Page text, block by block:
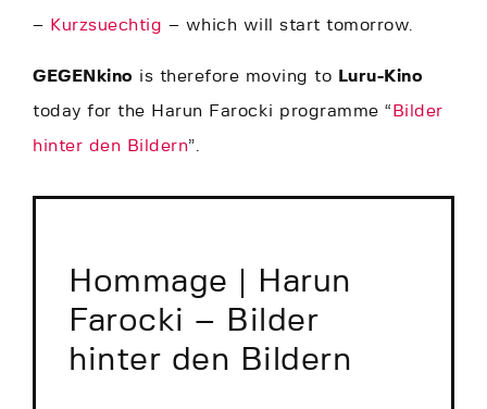
– Kurzsuechtig – which will start tomorrow.
GEGENkino is therefore moving to
Luru-Kino
today for the Harun Farocki programme “ Bilder
hinter den Bildern”.
Hommage | Harun
Farocki – Bilder
hinter den Bildern